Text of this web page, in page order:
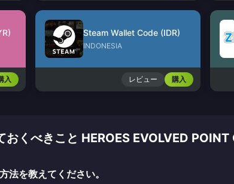
入
Steam Wallet Code (IDR)
INDONESIA
レビュー 購入
おくべきこと HEROES EVOLVED
法を教えてください。